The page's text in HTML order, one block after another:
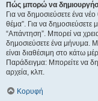
Πώς μπορώ να
Για να δημοσιεύσετε ένα
θέμα”. Για να
“Απάντηση”. Μπορεί να
δημοσιεύσετε ένα μήνυμα.
είναι διαθέσιμη στο κάτω
Παράδειγμα: Μπορείτε να
αρχεία, κλπ.
Κορυφή